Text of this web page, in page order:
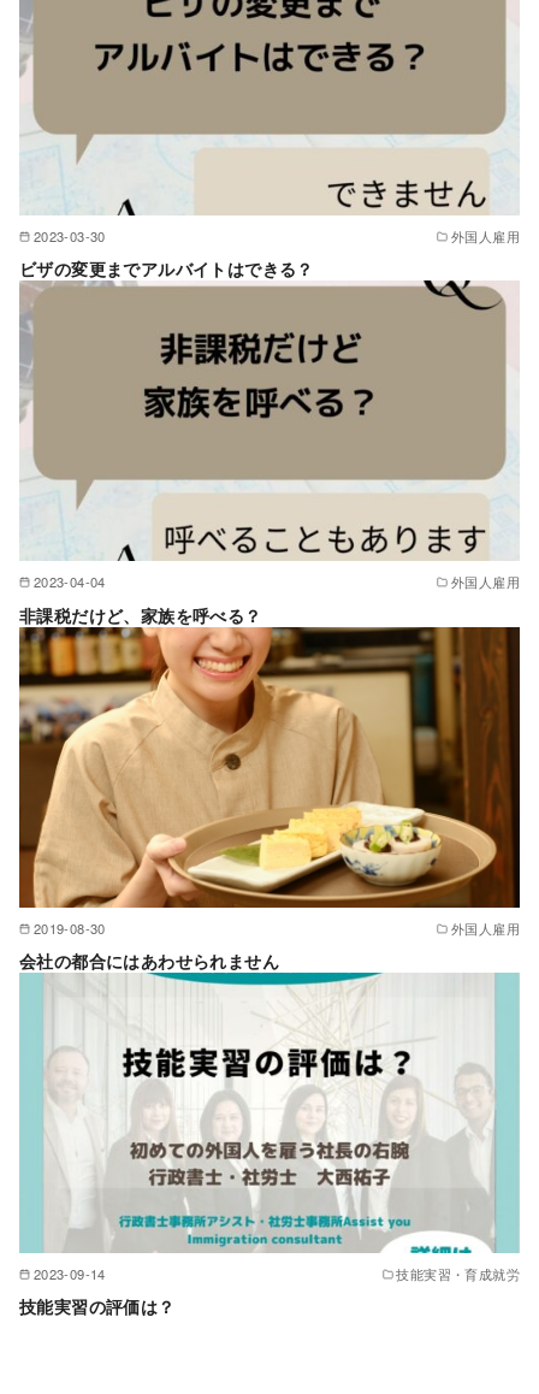
2023-03-30 外国人雇用
ビザの変更までアルバイトはできる？
2023-04-04 外国人雇用
非課税だけど、家族を呼べる？
2019-08-30 外国人雇用
会社の都合にはあわせられません
2023-09-14 技能実習・育成就労
技能実習の評価は？